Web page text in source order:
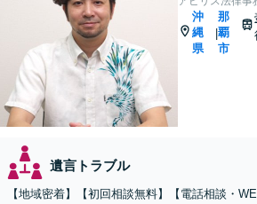
沖
縄
県
|
那
覇
市
遺言トラブル
【地域密着】【初回相談無料】【電話相談・